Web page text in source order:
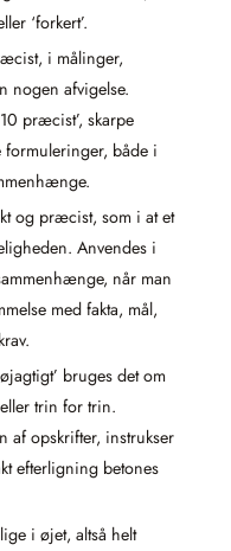
‘forkert’.
i målinger,
nogen afvigelse.
præcist’, skarpe
både i
og præcist, som i at et
Anvendes i
når man
med fakta, mål,
bruges det om
trin for trin.
af opskrifter, instrukser
efterligning betones
i øjet, altså helt